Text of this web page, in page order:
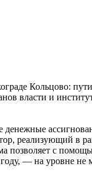
Кольцово:
власти и
реализующий в
позволяет с
— на уровне не